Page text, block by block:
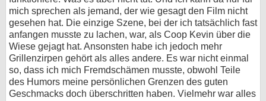
mich sprechen als jemand, der wie gesagt den Film nicht
gesehen hat. Die einzige Szene, bei der ich tatsächlich fast
anfangen musste zu lachen, war, als Coop Kevin über die
Wiese gejagt hat. Ansonsten habe ich jedoch mehr
Grillenzirpen gehört als alles andere. Es war nicht einmal
so, dass ich mich Fremdschämen musste, obwohl Teile
des Humors meine persönlichen Grenzen des guten
Geschmacks doch überschritten haben. Vielmehr war alles